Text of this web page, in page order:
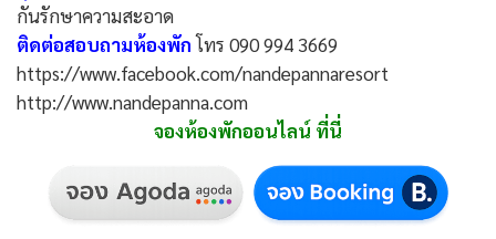
กันรักษาความสะอาด
ติดต่อสอบถามห้องพักโทร 090 994 3669
https://www.facebook.com/nandepannaresort
http://www.nandepanna.com
จองห้องพักออนไลน์ ที่นี่